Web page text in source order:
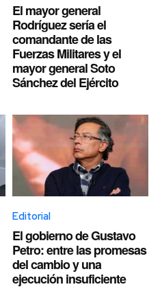
El mayor general
Rodríguez sería el
comandante de las
Fuerzas Militares y el
mayor general Soto
Sánchez del Ejército
Editorial
El gobierno de Gustavo
Petro: entre las promesas
del cambio y una
ejecución insuficiente